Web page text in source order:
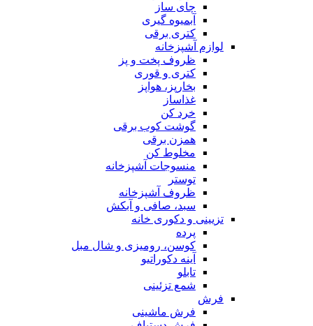
چای ساز
آبمیوه گیری
کتری برقی
لوازم آشپزخانه
ظروف پخت و پز
کتری و قوری
بخارپز، هواپز
غذاساز
خرد کن
گوشت کوب برقی
همزن برقی
مخلوط کن
منسوجات آشپزخانه
توستر
ظروف آشپزخانه
سبد، صافی و آبکش
تزیینی و دکوری خانه
پرده
کوسن، رومیزی و شال مبل
آینه دکوراتیو
تابلو
شمع تزئینی
فرش
فرش ماشینی